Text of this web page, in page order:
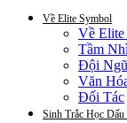
Về Elite Symbol
Về Elite
Tầm
Đội
Văn
Đối Tác
Sinh Trắc Học Dấu